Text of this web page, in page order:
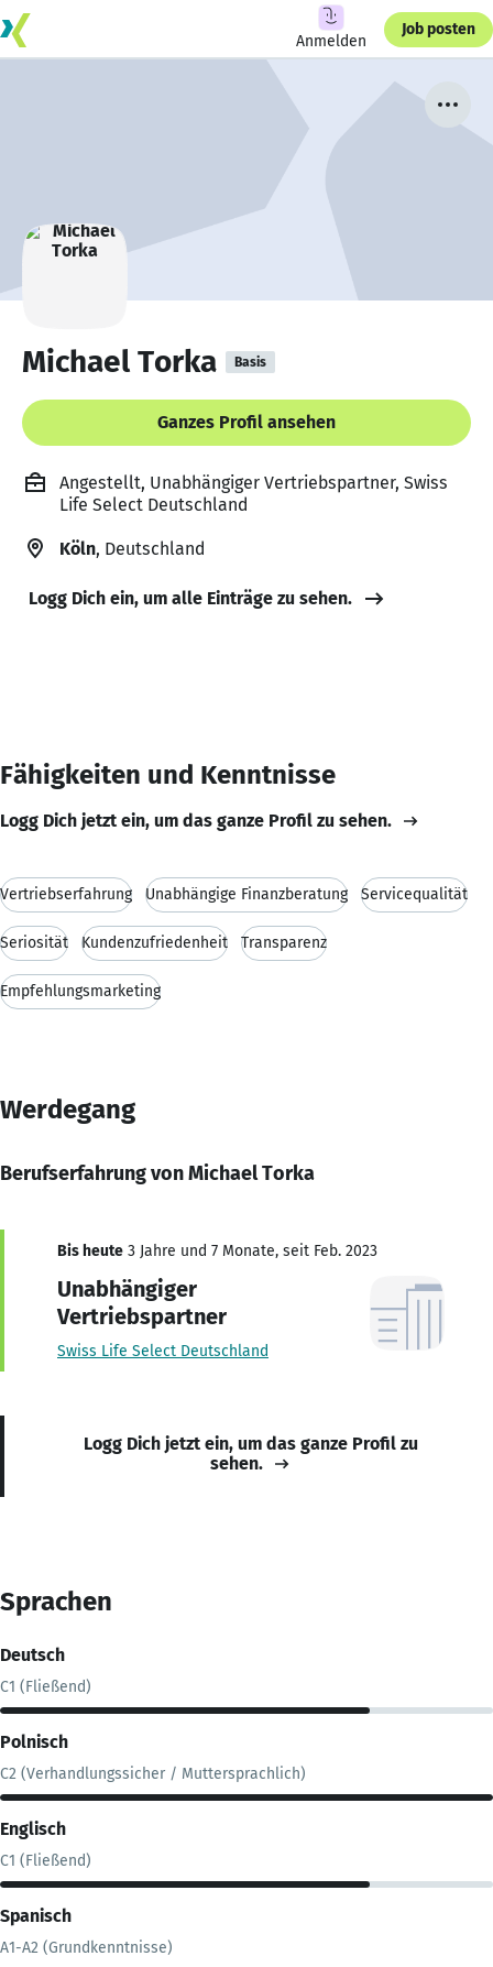
Anmelden
Job posten
Michael Torka Basis
Ganzes Profil ansehen
Angestellt, Unabhängiger Vertriebspartner, Swiss
Life Select Deutschland
Köln, Deutschland
Logg Dich ein, um alle Einträge zu sehen.
Fähigkeiten und Kenntnisse
Logg Dich jetzt ein, um das ganze Profil zu sehen.
Vertriebserfahrung Unabhängige Finanzberatung Servicequalität
Seriosität Kundenzufriedenheit Transparenz
Empfehlungsmarketing
Werdegang
Berufserfahrung von Michael Torka
Bis heute 3 Jahre und 7 Monate, seit Feb. 2023
Unabhängiger
Vertriebspartner
Swiss Life Select Deutschland
Logg Dich jetzt ein, um das ganze Profil zu
sehen.
Sprachen
Deutsch
C1 (Fließend)
Polnisch
C2 (Verhandlungssicher / Muttersprachlich)
Englisch
C1 (Fließend)
Spanisch
A1-A2 (Grundkenntnisse)